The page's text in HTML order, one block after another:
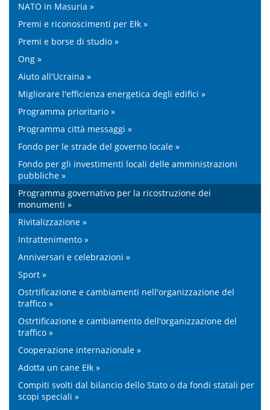
NATO in Masuria »
Premi e riconoscimenti per Ełk »
Premi e borse di studio »
Ong »
Aiuto all'Ucraina »
Migliorare l'efficienza energetica degli edifici »
Programma prioritario »
Programma città messaggi »
Fondo per le strade del governo locale »
Fondo per gli investimenti locali delle amministrazioni
pubbliche »
Programma governativo per la ricostruzione dei
monumenti »
Rivitalizzazione »
Intrattenimento »
Anniversari e celebrazioni »
Sport »
Ostrtificazione e cambiamenti nell'organizzazione del
traffico »
Ostrtificazione e cambiamento dell'organizzazione del
traffico »
Cooperazione internazionale »
Adotta un cane Ełk »
Compiti svolti dal bilancio dello Stato o da fondi statali per
scopi speciali »